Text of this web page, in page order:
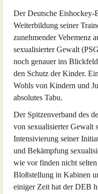
Der Deutsche Eishockey-
Weiterbildung seiner
zunehmender Vehemenz
sexualisierter Gewalt
noch genauer ins
den Schutz der Kinder.
Wohls von Kindern und
absolutes Tabu.
Der Spitzenverband des
von sexualisierter Gewalt
Intensivierung seiner
und Bekämpfung
wie vor finden nicht
Bloßstellung in Kabinen
einiger Zeit hat der DEB